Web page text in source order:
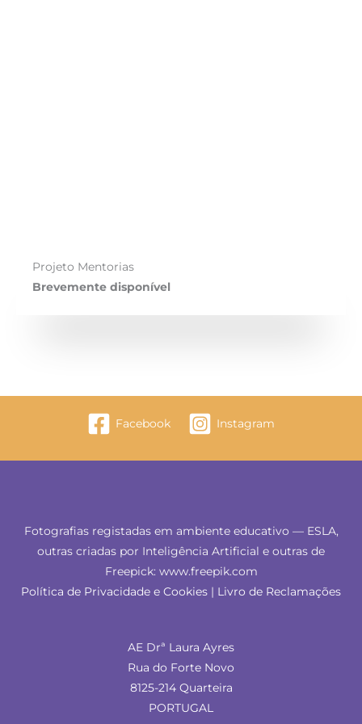
Projeto Mentorias
Brevemente disponível
Facebook Instagram
Fotografias registadas em ambiente educativo — ESLA,
outras criadas por Inteligência Artificial e outras de
Freepick: www.freepik.com
Política de Privacidade e Cookies | Livro de Reclamações
AE Drª Laura Ayres
Rua do Forte Novo
8125-214 Quarteira
PORTUGAL